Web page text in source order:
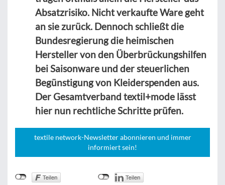
Absatzrisiko. Nicht verkaufte Ware geht
an sie zurück. Dennoch schließt die
Bundesregierung die heimischen
Hersteller von den Überbrückungshilfen
bei Saisonware und der steuerlichen
Begünstigung von Kleiderspenden aus.
Der Gesamtverband textil+mode lässt
hier nun rechtliche Schritte prüfen.
textile network-Newsletter abonnieren und immer
informiert sein!